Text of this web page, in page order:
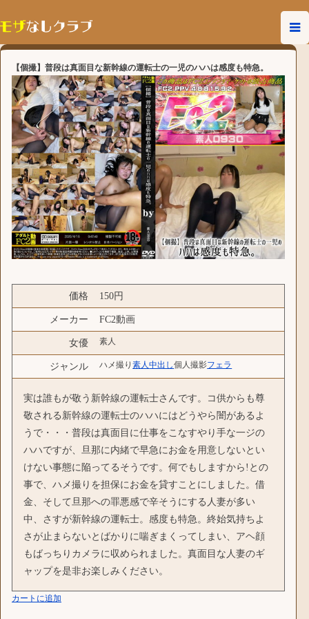
【個撮】普段は真面目な新幹線の運転士の一児のハハは感度も特急。
価格 150円
メーカー FC2動画
女優 素人
ジャンル ハメ撮り素人中出し個人撮影フェラ
実は誰もが敬う新幹線の運転士さんです。コ供からも尊
敬される新幹線の運転士のハハにはどうやら闇があるよ
うで・・・普段は真面目に仕事をこなすやり手な一ジの
ハハですが、旦那に内緒で早急にお金を用意しないとい
けない事態に陥ってるそうです。何でもしますから!との
事で、ハメ撮りを担保にお金を貸すことにしました。借
金、そして旦那への罪悪感で辛そうにする人妻が多い
中、さすが新幹線の運転士。感度も特急。終始気持ちよ
さが止まらないとばかりに喘ぎまくってしまい、アヘ顔
もばっちりカメラに収められました。真面目な人妻のギ
ャップを是非お楽しみください。
カートに追加